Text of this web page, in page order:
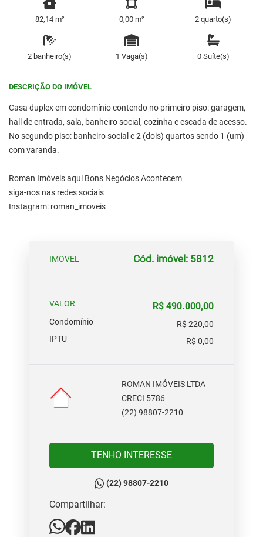
82,14 m² 0,00 m² 2 quarto(s)
2 banheiro(s) 1 Vaga(s) 0 Suíte(s)
DESCRIÇÃO DO IMÓVEL
Casa duplex em condomínio contendo no primeiro piso: garagem,
hall de entrada, sala, banheiro social, cozinha e escada de acesso.
No segundo piso: banheiro social e 2 (dois) quartos sendo 1 (um)
com varanda.
Roman Imóveis aqui Bons Negócios Acontecem
siga-nos nas redes sociais
Instagram: roman_imoveis
IMOVEL Cód. imóvel: 5812
VALOR R$ 490.000,00
Condomínio
R$ 220,00
IPTU
R$ 0,00
ROMAN IMÓVEIS LTDA
CRECI 5786
(22) 98807-2210
TENHO INTERESSE
(22) 98807-2210
Compartilhar: